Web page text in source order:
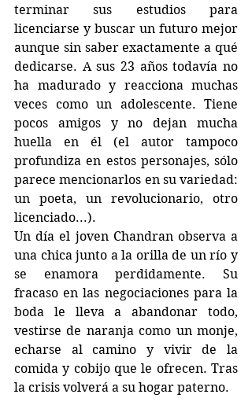
terminar sus estudios para
licenciarse y buscar un futuro mejor
aunque sin saber exactamente a qué
dedicarse. A sus 23 años todavía no
ha madurado y reacciona muchas
veces como un adolescente. Tiene
pocos amigos y no dejan mucha
huella en él (el autor tampoco
profundiza en estos personajes, sólo
parece mencionarlos en su variedad:
un poeta, un revolucionario, otro
licenciado...).
Un día el joven Chandran observa a
una chica junto a la orilla de un río y
se enamora perdidamente. Su
fracaso en las negociaciones para la
boda le lleva a abandonar todo,
vestirse de naranja como un monje,
echarse al camino y vivir de la
comida y cobijo que le ofrecen. Tras
la crisis volverá a su hogar paterno.